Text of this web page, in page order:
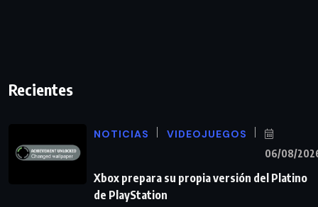
Recientes
NOTICIAS VIDEOJUEGOS
06/08/
Xbox prepara su propia versión del Platino
de PlayStation